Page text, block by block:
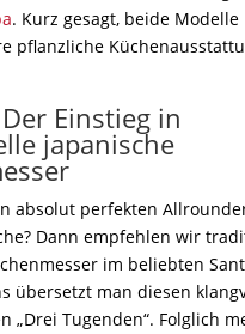
. Kurz gesagt, beide Modelle
pflanzliche
Einstieg in
japanische
absolut perfekten
Dann empfehlen wir
im beliebten
übersetzt man diesen
„Drei Tugenden“. Folglich